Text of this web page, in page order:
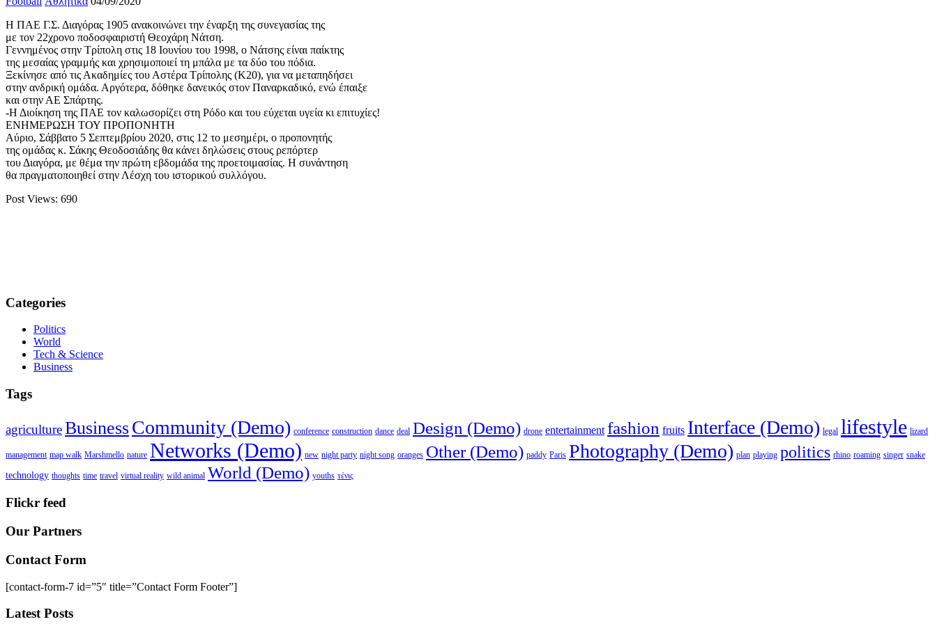
Η ΠΑΕ Γ.Σ. Διαγόρας 1905 ανακοινώνει την έναρξη της συνεγασίας της
με τον 22χρονο ποδοσφαιριστή Θεοχάρη Νάτση.
Γεννημένος στην Τρίπολη στις 18 Ιουνίου του 1998, ο Νάτσης είναι παίκτης
της μεσαίας γραμμής και χρησιμοποιεί τη μπάλα με τα δύο του πόδια.
Ξεκίνησε από τις Ακαδημίες του Αστέρα Τρίπολης (Κ20), για να μεταπηδήσει
στην ανδρική ομάδα. Αργότερα, δόθηκε δανεικός στον Παναρκαδικό, ενώ έπαιξε
και στην ΑΕ Σπάρτης.
-Η Διοίκηση της ΠΑΕ τον καλωσορίζει στη Ρόδο και του εύχεται υγεία κι επιτυχίες!
ΕΝΗΜΕΡΩΣΗ ΤΟΥ ΠΡΟΠΟΝΗΤΗ
Αύριο, Σάββατο 5 Σεπτεμβρίου 2020, στις 12 το μεσημέρι, ο προπονητής
της ομάδας κ. Σάκης Θεοδοσιάδης θα κάνει δηλώσεις στους ρεπόρτερ
του Διαγόρα, με θέμα την πρώτη εβδομάδα της προετοιμασίας. Η συνάντηση
θα πραγματοποιηθεί στην Λέσχη του ιστορικού συλλόγου.
Post Views: 690
Categories
Politics
World
Tech & Science
Business
Tags
agricultureBusinessCommunity (Demo) conference construction dance deal Design (Demo) drone entertainment fashion fruits Interface (Demo) legal lifestyle lizard
management map walk Marshmello nature Networks (Demo) new night party night song oranges Other (Demo) paddy Paris Photography (Demo) plan playing politics rhino roaming singer snake
technology thoughts time travel virtual reality wild animal World (Demo) youths τένις
Flickr feed
Our Partners
Contact Form
[contact-form-7 id=”5″ title=”Contact Form Footer”]
Latest Posts